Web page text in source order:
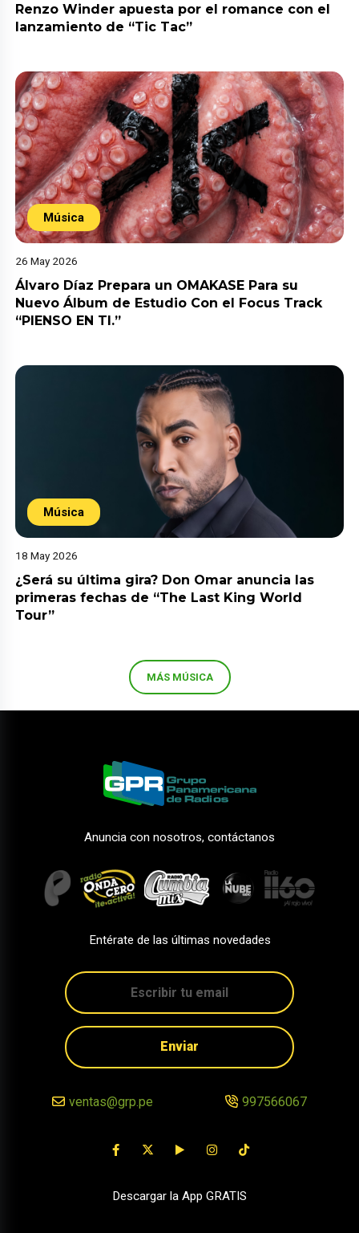
Renzo Winder apuesta por el romance con el
lanzamiento de “Tic Tac”
Música
26 May 2026
Álvaro Díaz Prepara un OMAKASE Para su
Nuevo Álbum de Estudio Con el Focus Track
“PIENSO EN TI.”
Música
18 May 2026
¿Será su última gira? Don Omar anuncia las
primeras fechas de “The Last King World
Tour”
MÁS MÚSICA
Anuncia con nosotros, contáctanos
Entérate de las últimas novedades
Enviar
ventas@grp.pe 997566067
Descargar la App GRATIS